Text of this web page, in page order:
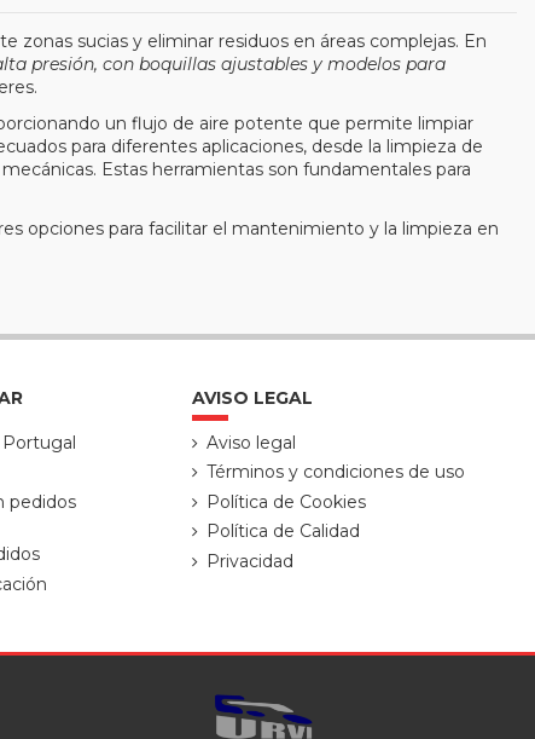
sucias y eliminar residuos en áreas complejas. En
presión, con boquillas ajustables y modelos para
un flujo de aire potente que permite limpiar
para diferentes aplicaciones, desde la limpieza de
Estas herramientas son fundamentales para
opciones para facilitar el mantenimiento y la limpieza en
Portugal
pedidos
AVISO LEGAL
Aviso legal
Términos y condiciones de uso
Política de Cookies
Política de Calidad
Privacidad